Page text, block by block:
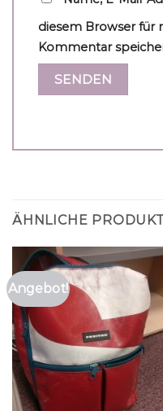
diesem Browser für
Kommentar
ÄHNLICHE
Angebot!